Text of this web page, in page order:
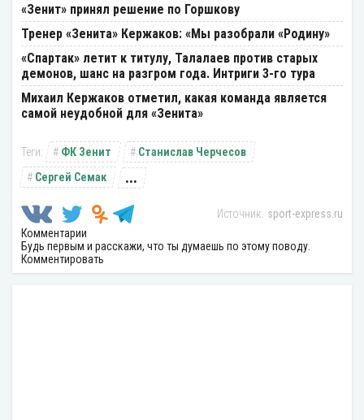
«Зенит» принял решение по Горшкову
Тренер «Зенита» Кержаков: «Мы разобрали «Родину»
«Спартак» летит к титулу, Талалаев против старых
демонов, шанс на разгром года. Интриги 3-го тура
Михаил Кержаков отметил, какая команда является
самой неудобной для «Зенита»
ФК Зенит
Станислав Черчесов
Сергей Семак
...
sport-express.ru
Комментарии
Будь первым и расскажи, что ты думаешь по этому поводу.
Комментировать